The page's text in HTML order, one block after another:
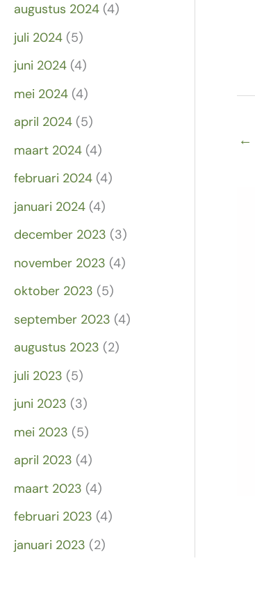
augustus 2024 (4)
juli 2024 (5)
juni 2024 (4)
mei 2024 (4)
april 2024 (5)
maart 2024 (4)
februari 2024 (4)
januari 2024 (4)
december 2023 (3)
november 2023 (4)
oktober 2023 (5)
september 2023 (4)
augustus 2023 (2)
juli 2023 (5)
juni 2023 (3)
mei 2023 (5)
april 2023 (4)
maart 2023 (4)
februari 2023 (4)
januari 2023 (2)
←